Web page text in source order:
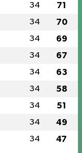
34 71
34 70
34 69
34 67
34 63
34 58
34 51
34 49
34 47